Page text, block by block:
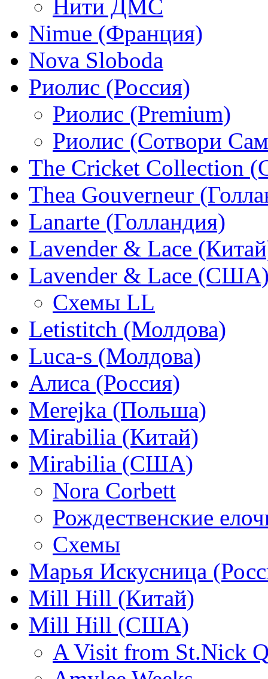
Нити ДМС
Nimue (Франция)
Nova Sloboda
Риолис (Россия)
Риолис (Premium)
Риолис (Сотвори
The Cricket Collection
Thea Gouverneur
Lanarte (Голландия)
Lavender & Lace
Lavender & Lace
Схемы LL
Letistitch (Молдова)
Luca-s (Молдова)
Алиса (Россия)
Merejka (Польша)
Mirabilia (Китай)
Mirabilia (США)
Nora Corbett
Рождественские
Схемы
Марья Искусница
Mill Hill (Китай)
Mill Hill (США)
A Visit from St.Nick